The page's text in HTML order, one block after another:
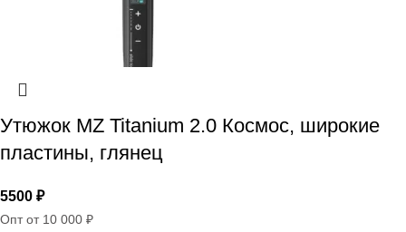
Утюжок MZ Titanium 2.0 Космос, широкие
пластины, глянец
5500 ₽
Опт от 10 000 ₽